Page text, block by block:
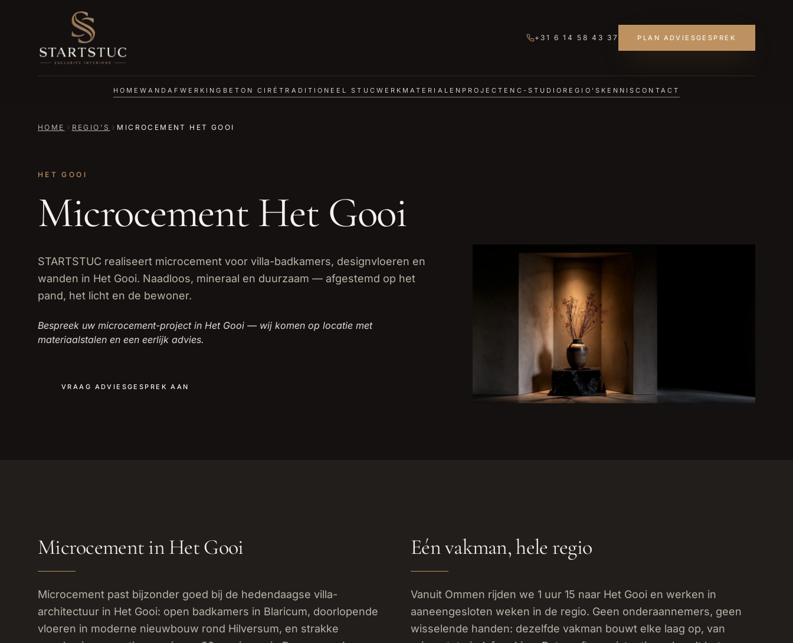
+31 6 14 58 43 37 PLAN ADVIESGESPREK
HOMEWANDAFWERKING BETON CIRÉTRADITIONEEL STUCWERK MATERIALEN PROJECTEN C-STUDIO REGIO'S KENNISCONTACT
HOME REGIO'S MICROCEMENT HET GOOI
HET GOOI
Microcement Het Gooi
STARTSTUC realiseert microcement voor villa-badkamers, designvloeren en
wanden in Het Gooi. Naadloos, mineraal en duurzaam — afgestemd op het
pand, het licht en de bewoner.
Bespreek uw microcement-project in Het Gooi — wij komen op locatie met
materiaalstalen en een eerlijk advies.
VRAAG ADVIESGESPREK AAN
Microcement in Het Gooi
Microcement past bijzonder goed bij de hedendaagse villa-
architectuur in Het Gooi: open badkamers in Blaricum, doorlopende
vloeren in moderne nieuwbouw rond Hilversum, en strakke
Eén vakman, hele regio
Vanuit Ommen rijden we 1 uur 15 naar Het Gooi en werken in
aaneengesloten weken in de regio. Geen onderaannemers, geen
wisselende handen: dezelfde vakman bouwt elke laag op, van